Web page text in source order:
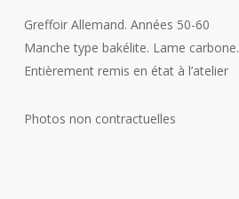
Greffoir Allemand. Années 50-60
Manche type bakélite. Lame carbone.
Entièrement remis en état à l’atelier
Photos non contractuelles